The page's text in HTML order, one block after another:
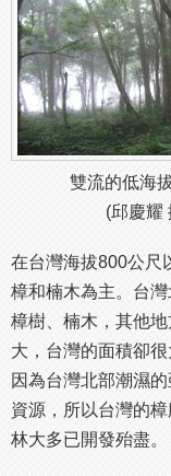
雙流的低海
(邱慶耀
在台灣海拔800公尺
樟和楠木為主。台
樟樹、楠木，其他
大，台灣的面積卻
因為台灣北部潮濕
資源，所以台灣的
林大多已開發殆盡。